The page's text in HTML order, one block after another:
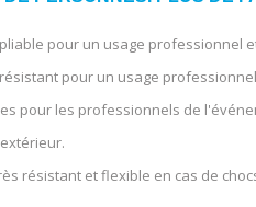
pour un usage professionnel
pour un usage
pour les professionnels de
résistant et flexible en cas de